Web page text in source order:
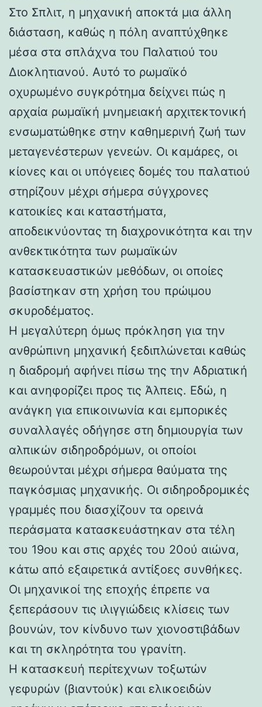
Στο Σπλιτ, η μηχανική αποκτά μια άλλη
διάσταση, καθώς η πόλη αναπτύχθηκε
μέσα στα σπλάχνα του Παλατιού του
Διοκλητιανού. Αυτό το ρωμαϊκό
οχυρωμένο συγκρότημα δείχνει πώς η
αρχαία ρωμαϊκή μνημειακή αρχιτεκτονική
ενσωματώθηκε στην καθημερινή ζωή των
μεταγενέστερων γενεών. Οι καμάρες, οι
κίονες και οι υπόγειες δομές του παλατιού
στηρίζουν μέχρι σήμερα σύγχρονες
κατοικίες και καταστήματα,
αποδεικνύοντας τη διαχρονικότητα και την
ανθεκτικότητα των ρωμαϊκών
κατασκευαστικών μεθόδων, οι οποίες
βασίστηκαν στη χρήση του πρώιμου
σκυροδέματος.
Η μεγαλύτερη όμως πρόκληση για την
ανθρώπινη μηχανική ξεδιπλώνεται καθώς
η διαδρομή αφήνει πίσω της την Αδριατική
και ανηφορίζει προς τις Άλπεις. Εδώ, η
ανάγκη για επικοινωνία και εμπορικές
συναλλαγές οδήγησε στη δημιουργία των
αλπικών σιδηροδρόμων, οι οποίοι
θεωρούνται μέχρι σήμερα θαύματα της
παγκόσμιας μηχανικής. Οι σιδηροδρομικές
γραμμές που διασχίζουν τα ορεινά
περάσματα κατασκευάστηκαν στα τέλη
του 19ου και στις αρχές του 20ού αιώνα,
κάτω από εξαιρετικά αντίξοες συνθήκες.
Οι μηχανικοί της εποχής έπρεπε να
ξεπεράσουν τις ιλιγγιώδεις κλίσεις των
βουνών, τον κίνδυνο των χιονοστιβάδων
και τη σκληρότητα του γρανίτη.
Η κατασκευή περίτεχνων τοξωτών
γεφυρών (βιαντούκ) και ελικοειδών